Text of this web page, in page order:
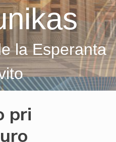
la Esperanta
pri